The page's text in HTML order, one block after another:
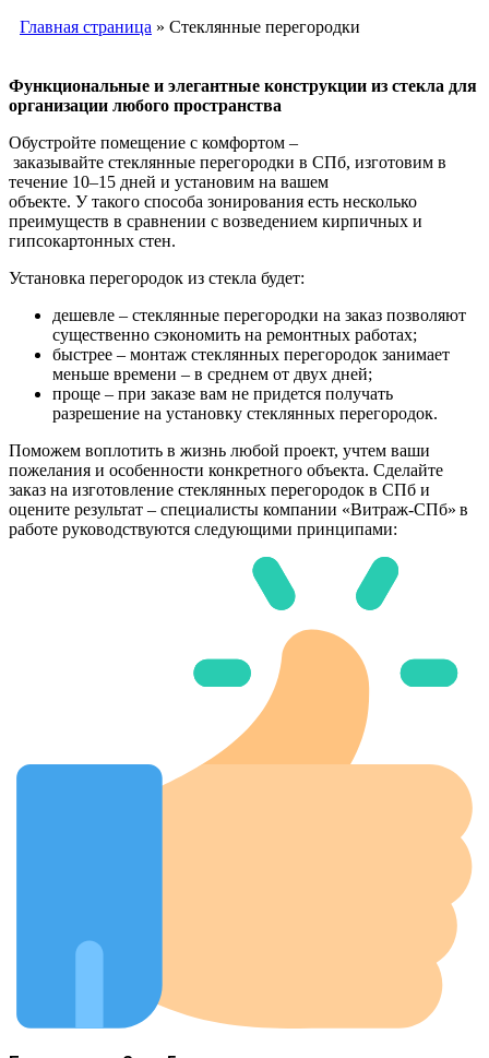
Главная страница » Стеклянные перегородки
Функциональные и элегантные конструкции из стекла для
организации любого пространства
Обустройте помещение с комфортом –
заказывайте стеклянные перегородки в СПб, изготовим в
течение 10–15 дней и установим на вашем
объекте. У такого способа зонирования есть несколько
преимуществ в сравнении с возведением кирпичных и
гипсокартонных стен.
Установка перегородок из стекла будет:
дешевле – стеклянные перегородки на заказ позволяют
существенно сэкономить на ремонтных работах;
быстрее – монтаж стеклянных перегородок занимает
меньше времени – в среднем от двух дней;
проще – при заказе вам не придется получать
разрешение на установку стеклянных перегородок.
Поможем воплотить в жизнь любой проект, учтем ваши
пожелания и особенности конкретного объекта. Сделайте
заказ на изготовление стеклянных перегородок в СПб и
оцените результат – специалисты компании «Витраж-СПб» в
работе руководствуются следующими принципами: